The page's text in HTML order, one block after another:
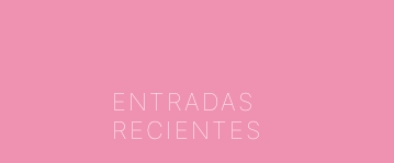
ENTRADAS
RECIENTES